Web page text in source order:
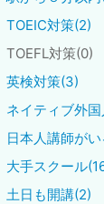
TOEIC対策(2)
TOEFL対策(0)
英検対策(3)
ネイティブ外
日本人講師が
大手スクール
土日も開講(2)